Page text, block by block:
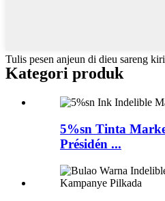
Tulis pesen anjeun di dieu sareng
Kategori produk
5%sn Tinta
Présidén ...